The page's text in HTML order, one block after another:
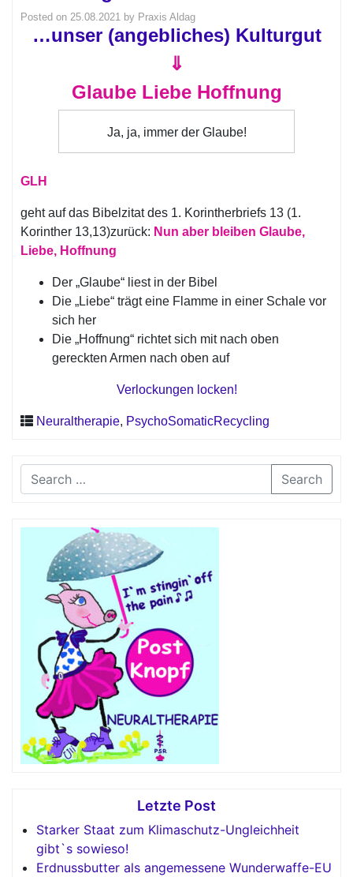
Posted on 25.08.2021 by Praxis Aldag
…unser (angebliches) Kulturgut
⇓
Glaube Liebe Hoffnung
Ja, ja, immer der Glaube!
GLH
geht auf das Bibelzitat des 1. Korintherbriefs 13 (1.
Korinther 13,13)zurück: Nun aber bleiben Glaube,
Liebe, Hoffnung
Der „Glaube“ liest in der Bibel
Die „Liebe“ trägt eine Flamme in einer Schale vor
sich her
Die „Hoffnung“ richtet sich mit nach oben
gereckten Armen nach oben auf
Verlockungen locken!
Neuraltherapie, PsychoSomaticRecycling
Search
Letzte Post
Starker Staat zum Klimaschutz-Ungleichheit
gibt`s sowieso!
Erdnussbutter als angemessene Wunderwaffe-EU